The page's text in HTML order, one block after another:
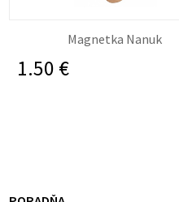
Magnetka Nanuk
1.50 €